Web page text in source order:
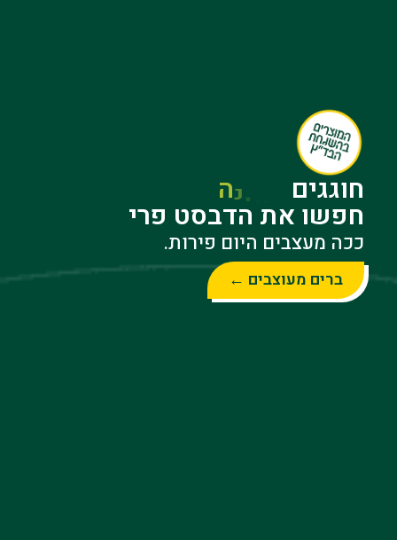
חוגגים רוע
חפשו את הדבסט פרי
ככה מעצבים היום פירות.
ברים מעוצבים ←